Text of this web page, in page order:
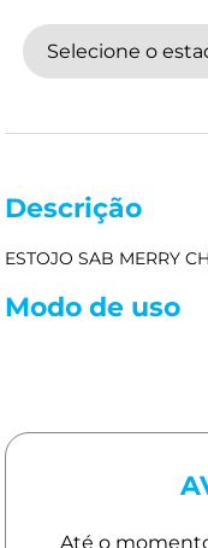
Selecione o
Descrição
ESTOJO SAB MERRY
Modo de uso